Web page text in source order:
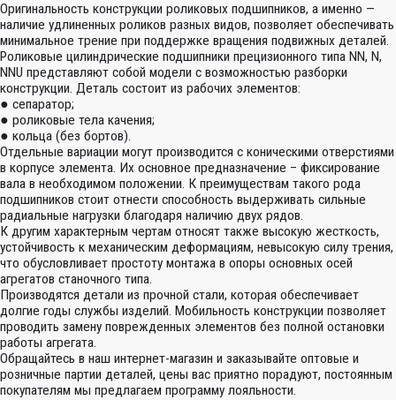
Оригинальность конструкции роликовых подшипников, а именно —
наличие удлиненных роликов разных видов, позволяет обеспечивать
минимальное трение при поддержке вращения подвижных деталей.
Роликовые цилиндрические подшипники прецизионного типа NN, N,
NNU представляют собой модели с возможностью разборки
конструкции. Деталь состоит из рабочих элементов:
● сепаратор;
● роликовые тела качения;
● кольца (без бортов).
Отдельные вариации могут производится с коническими отверстиями
в корпусе элемента. Их основное предназначение – фиксирование
вала в необходимом положении. К преимуществам такого рода
подшипников стоит отнести способность выдерживать сильные
радиальные нагрузки благодаря наличию двух рядов.
К другим характерным чертам относят также высокую жесткость,
устойчивость к механическим деформациям, невысокую силу трения,
что обусловливает простоту монтажа в опоры основных осей
агрегатов станочного типа.
Производятся детали из прочной стали, которая обеспечивает
долгие годы службы изделий. Мобильность конструкции позволяет
проводить замену поврежденных элементов без полной остановки
работы агрегата.
Обращайтесь в наш интернет-магазин и заказывайте оптовые и
розничные партии деталей, цены вас приятно порадуют, постоянным
покупателям мы предлагаем программу лояльности.